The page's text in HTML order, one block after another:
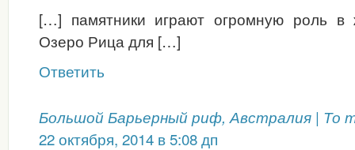
[…] памятники играют огромную роль в
Озеро Рица для […]
Ответить
Большой Барьерный риф, Австралия | То
22 октября, 2014 в 5:08 дп